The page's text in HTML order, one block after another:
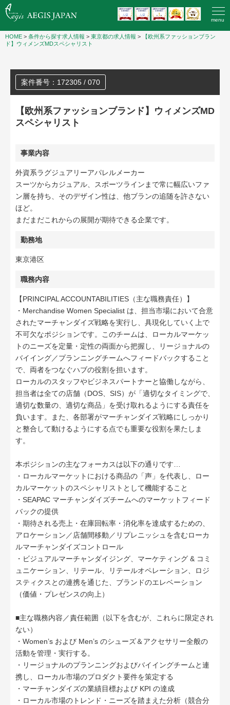
menu
HOME > 条件から探す求人情報 > 東京都の求人情報 >
【欧州系ファッションブラン
ド】ウィメンズMDスペシャリスト
案件番号：172305 / 070
【欧州系ファッションブランド】ウィメンズMD
スペシャリスト
事業内容
外資系ラグジュアリーアパレルメーカー
スーツからカジュアル、スポーツラインまで常に幅広いファ
ン層を持ち、そのデザイン性は、他ブランの追随を許さない
ほど。
まだまだこれからの展開が期待できる企業です。
勤務地
東京港区
職務内容
【PRINCIPAL ACCOUNTABILITIES（主な職務責任）】
・Merchandise Women Specialist は、担当市場において合意
されたマーチャンダイズ戦略を実行し、具現化していく上で
不可欠なポジションです。このチームは、ローカルマーケッ
トのニーズを定量・定性の両面から把握し、リージョナルの
バイイング／プランニングチームへフィードバックすること
で、両者をつなぐハブの役割を担います。
ローカルのスタッフやビジネスパートナーと協働しながら、
担当者は全ての店舗（DOS、SIS）が「適切なタイミングで、
適切な数量の、適切な商品」を受け取れるようにする責任を
負います。また、各部署がマーチャンダイズ戦略にしっかり
と整合して動けるようにする点でも重要な役割を果たしま
す。
本ポジションの主なフォーカスは以下の通りです…
・ローカルマーケットにおける商品の「声」を代表し、ロー
カルマーケットのスペシャリストとして機能すること
・SEAPAC マーチャンダイズチームへのマーケットフィード
バックの提供
・期待される売上・在庫回転率・消化率を達成するための、
アロケーション／店舗間移動／リプレニッシュを含むローカ
ルマーチャンダイズコントロール
・ビジュアルマーチャンダイジング、マーケティング & コミ
ュニケーション、リテール、リテールオペレーション、ロジ
スティクスとの連携を通じた、ブランドのエレベーション
（価値・プレゼンスの向上）
■主な職務内容／責任範囲（以下を含むが、これらに限定され
ない）
・Women’s および Men’s のシューズ＆アクセサリー全般の
活動を管理・実行する。
・リージョナルのプランニングおよびバイイングチームと連
携し、ローカル市場のプロダクト要件を策定する
・マーチャンダイズの業績目標および KPI の達成
・ローカル市場のトレンド・ニーズを踏まえた分析（競合分